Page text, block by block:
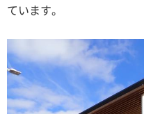
ています。